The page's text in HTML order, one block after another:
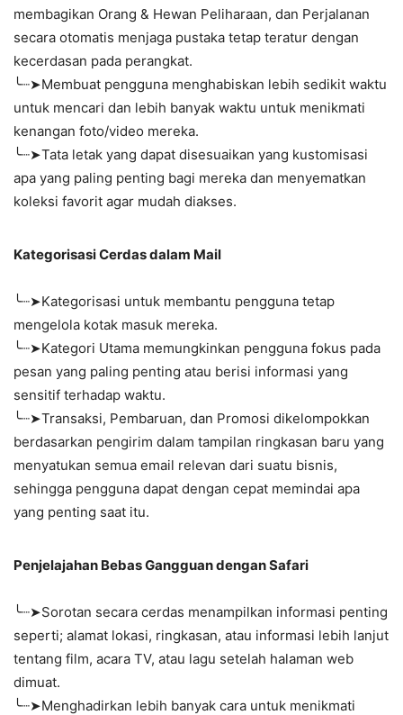
membagikan Orang & Hewan Peliharaan, dan Perjalanan
secara otomatis menjaga pustaka tetap teratur dengan
kecerdasan pada perangkat.
╰┈➤Membuat pengguna menghabiskan lebih sedikit waktu
untuk mencari dan lebih banyak waktu untuk menikmati
kenangan foto/video mereka.
╰┈➤Tata letak yang dapat disesuaikan yang kustomisasi
apa yang paling penting bagi mereka dan menyematkan
koleksi favorit agar mudah diakses.
Kategorisasi Cerdas dalam Mail
╰┈➤Kategorisasi untuk membantu pengguna tetap
mengelola kotak masuk mereka.
╰┈➤Kategori Utama memungkinkan pengguna fokus pada
pesan yang paling penting atau berisi informasi yang
sensitif terhadap waktu.
╰┈➤Transaksi, Pembaruan, dan Promosi dikelompokkan
berdasarkan pengirim dalam tampilan ringkasan baru yang
menyatukan semua email relevan dari suatu bisnis,
sehingga pengguna dapat dengan cepat memindai apa
yang penting saat itu.
Penjelajahan Bebas Gangguan dengan Safari
╰┈➤Sorotan secara cerdas menampilkan informasi penting
seperti; alamat lokasi, ringkasan, atau informasi lebih lanjut
tentang film, acara TV, atau lagu setelah halaman web
dimuat.
╰┈➤Menghadirkan lebih banyak cara untuk menikmati